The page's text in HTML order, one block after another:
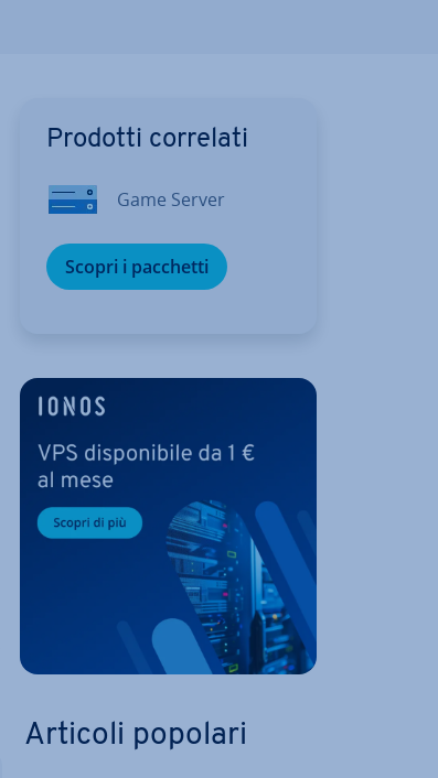
Prodotti correlati
Game Server
Scopri i pacchetti
Articoli popolari